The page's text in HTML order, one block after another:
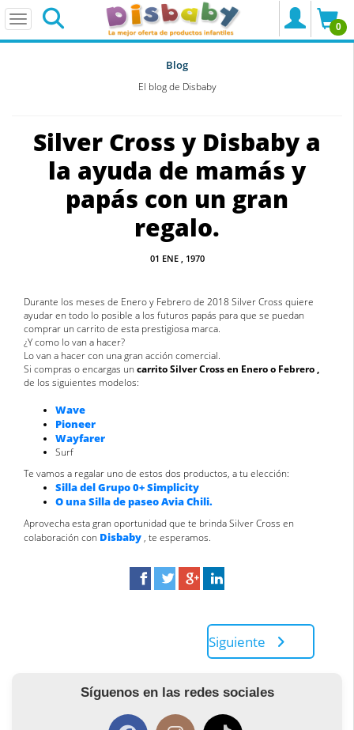
0
Blog
El blog de Disbaby
Silver Cross y Disbaby a
la ayuda de mamás y
papás con un gran
regalo.
01 ENE, 1970
Durante los meses de Enero y Febrero de 2018 Silver Cross quiere
ayudar en todo lo posible a los futuros papás para que se puedan
comprar un carrito de esta prestigiosa marca.
¿Y como lo van a hacer?
Lo van a hacer con una gran acción comercial.
Si compras o encargas un carrito Silver Cross en Enero o Febrero,
de los siguientes modelos:
Wave
Pioneer
Wayfarer
Surf
Te vamos a regalar uno de estos dos productos, a tu elección:
Silla del Grupo 0+ Simplicity
O una Silla de paseo Avia Chili.
Aprovecha esta gran oportunidad que te brinda Silver Cross en
colaboración con Disbaby , te esperamos.
Siguiente
Síguenos en las redes sociales